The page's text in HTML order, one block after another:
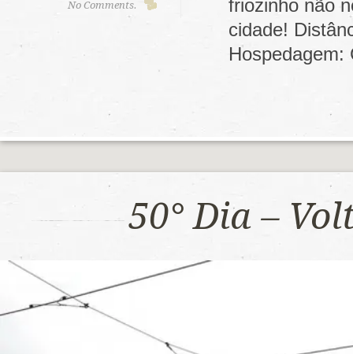
No Comments.
friozinho não
cidade!
Hospedagem:
50° Dia –